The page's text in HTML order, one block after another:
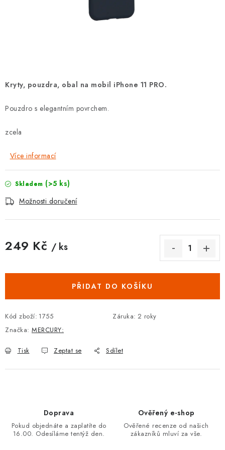
OBCHODNÍ PODMÍNKY
OCHRANA OSOBNÍCH ÚDAJŮ
HODNOCENÍ OBCHODU
VRÁCENÍ ZBOŽÍ A REKLAMACE
Jak nakupovat
Obchodní podmínky
Ochrana osobních údajů
Doprava a platba
Vrácení zboží a reklamace
Kryty, pouzdra, obal na mobil iPhone 11 PRO.
Pouzdro s elegantním povrchem.
zcela
Více informací
Skladem (>5 ks)
Možnosti doručení
249 Kč / ks
PŘIDAT DO KOŠÍKU
Kód zboží: 1755 Záruka: 2 roky
Značka: MERCURY:
Tisk Zeptat se Sdílet
Doprava
Pokud objednáte a zaplatíte do
16.00. Odesíláme tentýž den.
Ověřený e-shop
Ověřené recenze od našich
zákazníků mluví za vše.